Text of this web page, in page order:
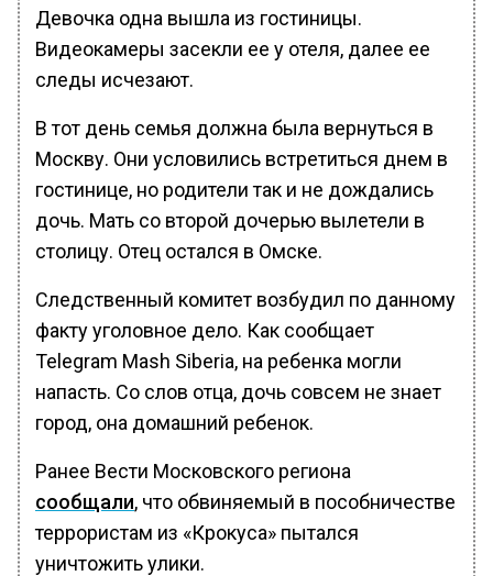
Девочка одна вышла из гостиницы.
Видеокамеры засекли ее у отеля, далее ее
следы исчезают.
В тот день семья должна была вернуться в
Москву. Они условились встретиться днем в
гостинице, но родители так и не дождались
дочь. Мать со второй дочерью вылетели в
столицу. Отец остался в Омске.
Следственный комитет возбудил по данному
факту уголовное дело. Как сообщает
Telegram Mash Siberia, на ребенка могли
напасть. Со слов отца, дочь совсем не знает
город, она домашний ребенок.
Ранее Вести Московского региона
сообщали, что обвиняемый в пособничестве
террористам из «Крокуса» пытался
уничтожить улики.